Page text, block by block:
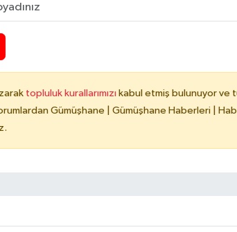
topluluk kurallarımızı kabul etmiş bulunuyor ve
Gümüşhane | Gümüşhane Haberleri |